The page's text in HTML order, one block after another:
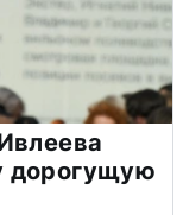
дорогущую